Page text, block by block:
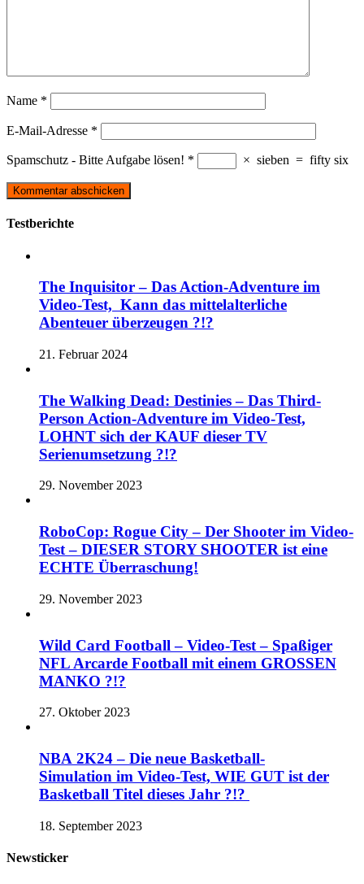
Name *
E-Mail-Adresse *
Spamschutz - Bitte Aufgabe lösen! * × sieben = fifty six
Testberichte
The Inquisitor – Das Action-Adventure im
Video-Test, Kann das mittelalterliche
Abenteuer überzeugen ?!?
21. Februar 2024
The Walking Dead: Destinies – Das Third-
Person Action-Adventure im Video-Test,
LOHNT sich der KAUF dieser TV
Serienumsetzung ?!?
29. November 2023
RoboCop: Rogue City – Der Shooter im Video-
Test – DIESER STORY SHOOTER ist eine
ECHTE Überraschung!
29. November 2023
Wild Card Football – Video-Test – Spaßiger
NFL Arcarde Football mit einem GROSSEN
MANKO ?!?
27. Oktober 2023
NBA 2K24 – Die neue Basketball-
Simulation im Video-Test, WIE GUT ist der
Basketball Titel dieses Jahr ?!?
18. September 2023
Newsticker